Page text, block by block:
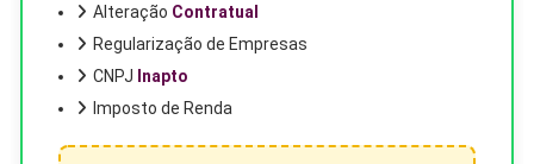
Alteração Contratual
Regularização de Empresas
CNPJ Inapto
Imposto de Renda